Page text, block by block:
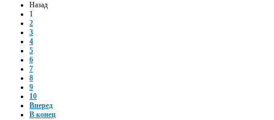
Назад
1
2
3
4
5
6
7
8
9
10
Вперед
В конец